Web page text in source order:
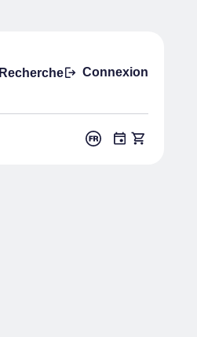
Recherche Connexion